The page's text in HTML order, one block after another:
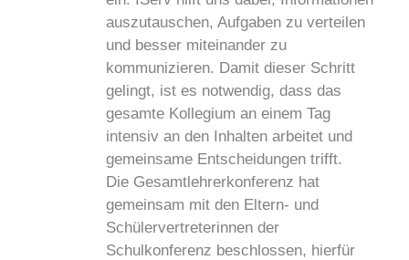
auszutauschen, Aufgaben zu verteilen
und besser miteinander zu
kommunizieren. Damit dieser Schritt
gelingt, ist es notwendig, dass das
gesamte Kollegium an einem Tag
intensiv an den Inhalten arbeitet und
gemeinsame Entscheidungen trifft.
Die Gesamtlehrerkonferenz hat
gemeinsam mit den Eltern- und
Schülervertreterinnen der
Schulkonferenz beschlossen, hierfür